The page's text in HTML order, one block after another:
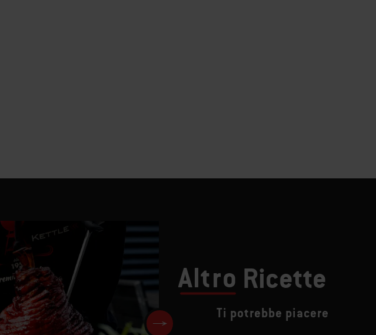
Altro Ricette
Ti potrebbe piacere